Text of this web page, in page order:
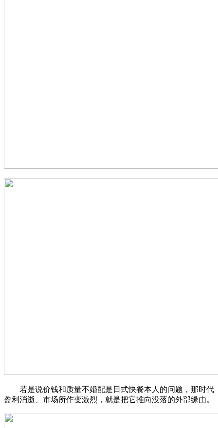
若是说价钱和质量不婚配是日式快餐本人的问题，那时代
盈利消逝、市场所作变激烈，就是把它推向没落的外部缘由。